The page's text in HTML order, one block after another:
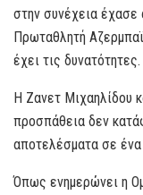
στην συνέχεια
Πρωταθλητή
έχει τις δυνατότητες.
Η Ζανετ Μιχαηλίδου
προσπάθεια δεν
αποτελέσματα σε
Όπως ενημερώνει η